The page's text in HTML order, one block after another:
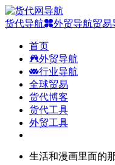
货代导航 外贸导航贸易
首页
外贸导航
行业导航
全球贸易
货代博客
货代工具
外贸工具
生活和漫画里面的